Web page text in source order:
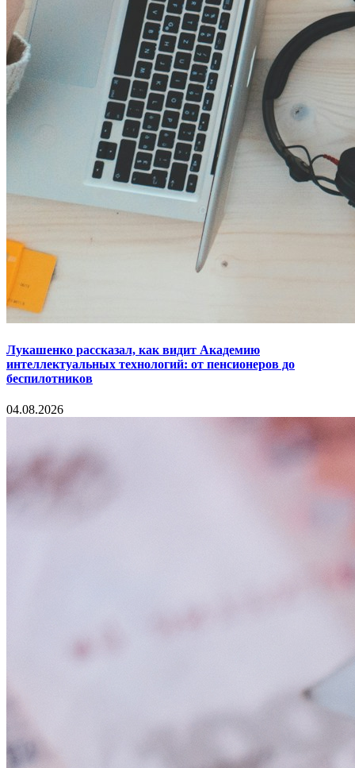
Лукашенко рассказал, как видит Академию
интеллектуальных технологий: от пенсионеров до
беспилотников
04.08.2026